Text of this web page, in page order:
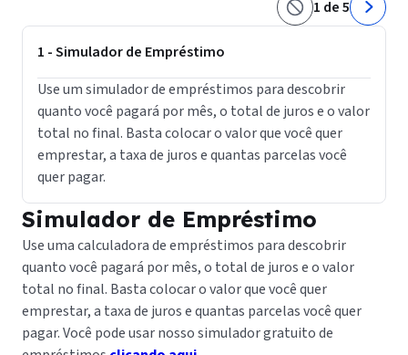
1 - Simulador de Empréstimo
Use um simulador de empréstimos para descobrir
quanto você pagará por mês, o total de juros e o valor
total no final. Basta colocar o valor que você quer
emprestar, a taxa de juros e quantas parcelas você
quer pagar.
1 de 5
Simulador de Empréstimo
Use uma calculadora de empréstimos para descobrir
quanto você pagará por mês, o total de juros e o valor
total no final. Basta colocar o valor que você quer
emprestar, a taxa de juros e quantas parcelas você quer
pagar. Você pode usar nosso simulador gratuito de